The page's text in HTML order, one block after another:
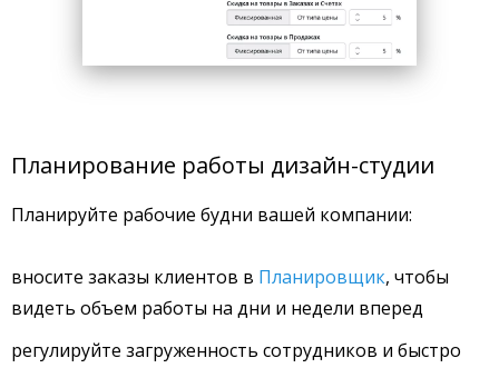
Планирование работы дизайн-студии
Планируйте рабочие будни вашей компании:
вносите заказы клиентов в Планировщик, чтобы
видеть объем работы на дни и недели вперед
регулируйте загруженность сотрудников и быстро